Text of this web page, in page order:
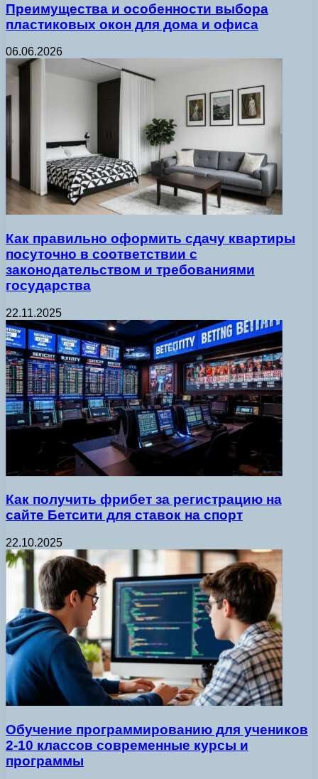
Преимущества и особенности выбора
пластиковых окон для дома и офиса
06.06.2026
Как правильно оформить сдачу квартиры
посуточно в соответствии с
законодательством и требованиями
государства
22.11.2025
Как получить фрибет за регистрацию на
сайте Бетсити для ставок на спорт
22.10.2025
Обучение программированию для учеников
2-10 классов современные курсы и
программы